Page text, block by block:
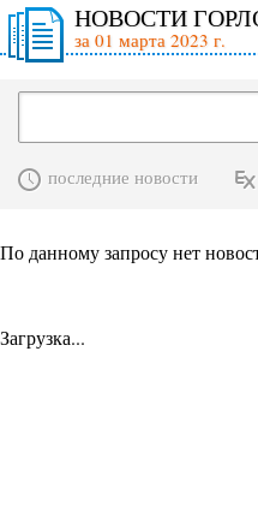
НОВОСТИ
за 01 марта 2023 г.
последние новости
По данному запросу нет
Загрузка...